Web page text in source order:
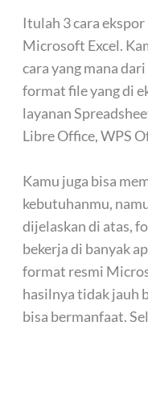
Itulah 3 cara
Microsoft Excel.
cara yang mana
format file yang di
layanan
Libre Office, WPS
Kamu juga bisa
kebutuhanmu,
dijelaskan di atas,
bekerja di banyak
format resmi
hasilnya tidak jauh
bisa bermanfaat.